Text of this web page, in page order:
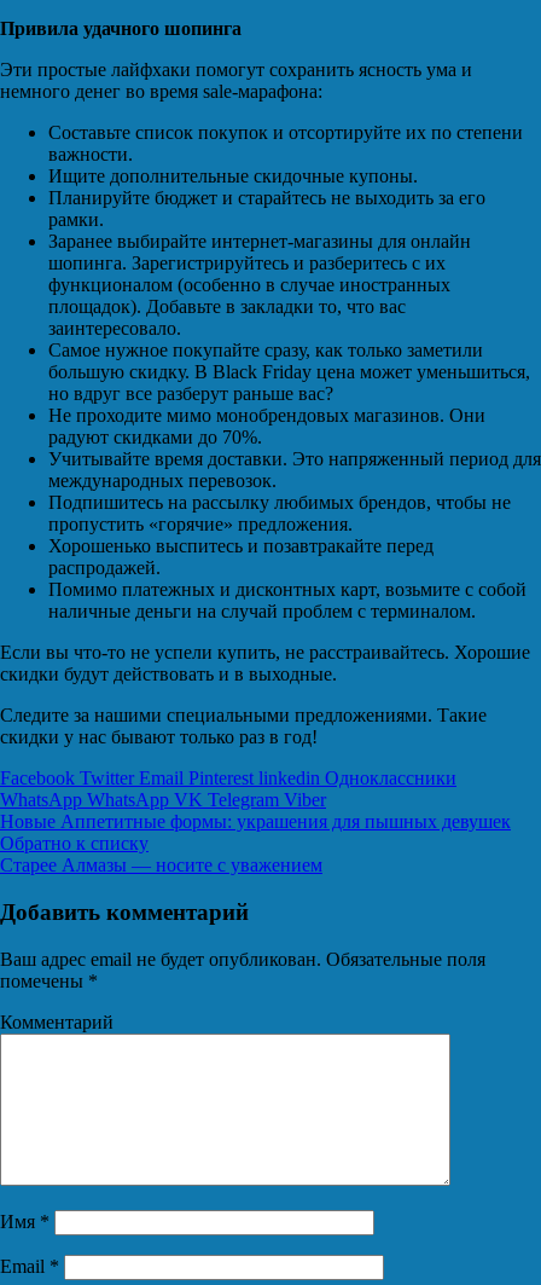
Привила удачного шопинга
Эти простые лайфхаки помогут сохранить ясность ума и
немного денег во время sale-марафона:
Составьте список покупок и отсортируйте их по степени
важности.
Ищите дополнительные скидочные купоны.
Планируйте бюджет и старайтесь не выходить за его
рамки.
Заранее выбирайте интернет-магазины для онлайн
шопинга. Зарегистрируйтесь и разберитесь с их
функционалом (особенно в случае иностранных
площадок). Добавьте в закладки то, что вас
заинтересовало.
Самое нужное покупайте сразу, как только заметили
большую скидку. В Black Friday цена может уменьшиться,
но вдруг все разберут раньше вас?
Не проходите мимо монобрендовых магазинов. Они
радуют скидками до 70%.
Учитывайте время доставки. Это напряженный период для
международных перевозок.
Подпишитесь на рассылку любимых брендов, чтобы не
пропустить «горячие» предложения.
Хорошенько выспитесь и позавтракайте перед
распродажей.
Помимо платежных и дисконтных карт, возьмите с собой
наличные деньги на случай проблем с терминалом.
Если вы что-то не успели купить, не расстраивайтесь. Хорошие
скидки будут действовать и в выходные.
Следите за нашими специальными предложениями. Такие
скидки у нас бывают только раз в год!
Facebook Twitter Email Pinterest linkedin Одноклассники
WhatsApp WhatsApp VK Telegram Viber
Новые Аппетитные формы: украшения для пышных девушек
Обратно к списку
Старее Алмазы — носите с уважением
Добавить комментарий
Ваш адрес email не будет опубликован. Обязательные поля
помечены *
Комментарий
Имя *
Email *